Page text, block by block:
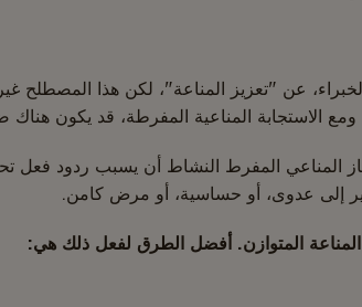
عن "تعزيز المناعة"، لكن هذا المصطلح غير
ومع الاستجابة المناعية المفرطة، قد يكون هناك
المناعي المفرط النشاط أن يسبب ردود فعل
إلى عدوى، أو حساسية، أو مرض كامن.
المتوازن. أفضل الطرق لفعل ذلك هي: